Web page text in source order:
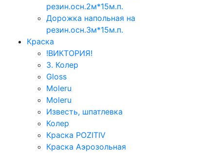
резин.осн.2м*15м.п.
Дорожка напольная на
резин.осн.3м*15м.п.
Краска
!ВИКТОРИЯ!
3. Колер
Gloss
Moleru
Moleru
Известь, шпатлевка
Колер
Краска POZITIV
Краска Аэрозольная